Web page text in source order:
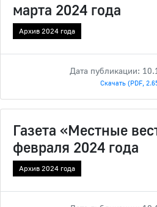
марта 2024 года
Архив 2024 года
Дата публикации:
Скачать (PDF,
Газета «Местные
февраля 2024 года
Архив 2024 года